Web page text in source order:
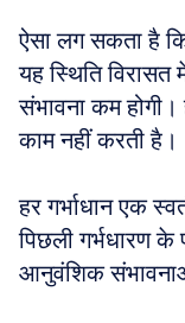
ऐसा लग सकता है
यह स्थिति
संभावना कम
काम नहीं करती है।
हर गर्भाधान एक
पिछली गर्भधारण के
आनुवंशिक